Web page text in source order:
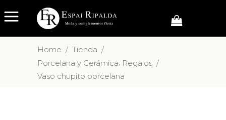
Home / Tienda /
Porcelana y Cerámica, Regalos /
Vaso chupito porcelana